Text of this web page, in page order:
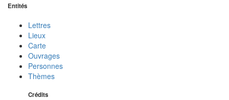
Entités
Lettres
Lieux
Carte
Ouvrages
Personnes
Thèmes
Crédits